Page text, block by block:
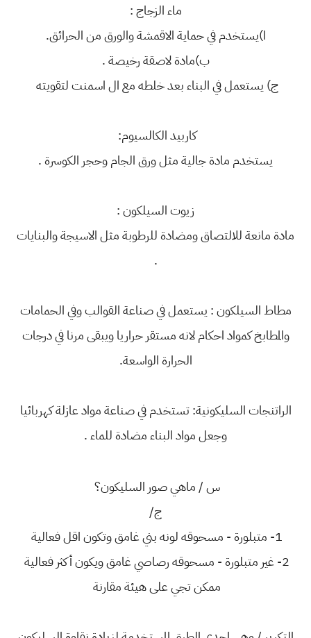
ماء الزجاج :
ا)يستخدم في حماية الاقمشة والورق من الحرائق.
ب)مادة لاصقة رخيصة .
ج) يستعمل في البناء بعد خلطه مع ال اسمنت لتقويته
كاربيد الكالسيوم:
يستخدم مادة جالية مثل ورق الجام وحجر الكوسرة .
زيوت السيلكون :
مادة مانعة للالتصاق ومضادة للرطوبة مثل الاسيجة والبنايات
.
مطاط السيلكون : يستعمل في صناعة القوالب وفي الحمامات
والمطابخ كمواد احكام لانه مستقر حراريا ويبقى مرنا في درجات
الحرارة الواسعة.
الراتنجات السليكونية: تستخدم في صناعة مواد عازلة كهربائيا
وجعل مواد البناء مضادة للماء .
س / ماهي صور السليكون؟
ج/
1- متبلورة - مسحوقه لونه بني غامق وتكون اقل فعالية
2- غير متبلورة - مسحوقه رصاصي غامق ويكون أكثر فعالية
ممكن تجي على هيئة مقارنة